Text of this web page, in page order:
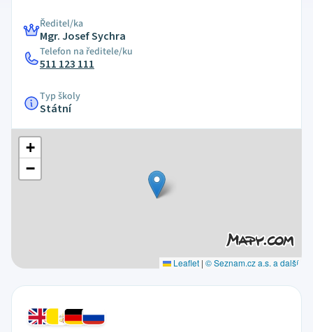
Ředitel/ka
Mgr. Josef Sychra
Telefon na ředitele/ku
511 123 111
Typ školy
Státní
+
−
Leaflet | © Seznam.cz a.s. a další